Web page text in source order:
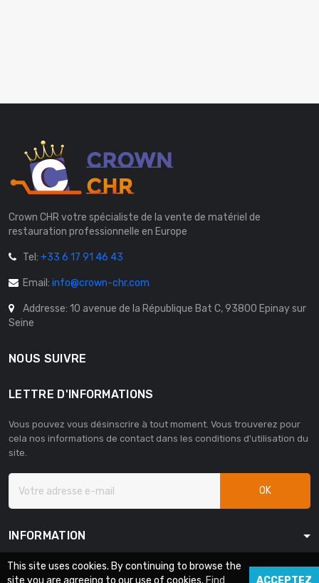
Crown CHR votre spécialiste de la vente de matériel de
restauration professionnelle en Europe
Tel: +33 6 17 91 46 43
Email: info@crown-chr.com
Addresse: 10 avenue de la République Bat C, 93800 Epinay sur
Seine
NOUS SUIVRE
LETTRE D'INFORMATIONS
Vous pouvez vous désinscrire à tout moment. Vous trouverez pour
cela nos informations de contact dans les conditions d'utilisation du
site.
OK
INFORMATION
This site uses cookies. By continuing to browse the
site you are agreeing to our use of cookies. Find ACCEPTEZ